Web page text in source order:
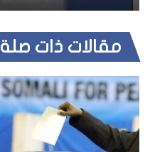
مقالات ذات صلة